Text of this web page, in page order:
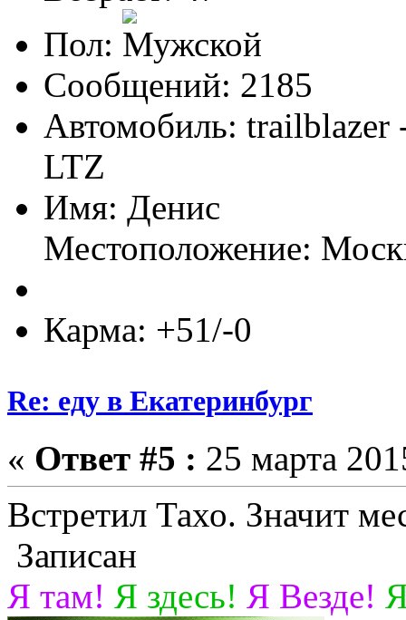
Пол:
Сообщений: 2185
Автомобиль:
LTZ
Имя: Денис
Местоположение:
Карма: +51/-0
Re: еду в Екатеринбург
« Ответ #5 : 25 марта
Встретил Тахо. Значит
Записан
Я там! Я здесь! Я Везде!